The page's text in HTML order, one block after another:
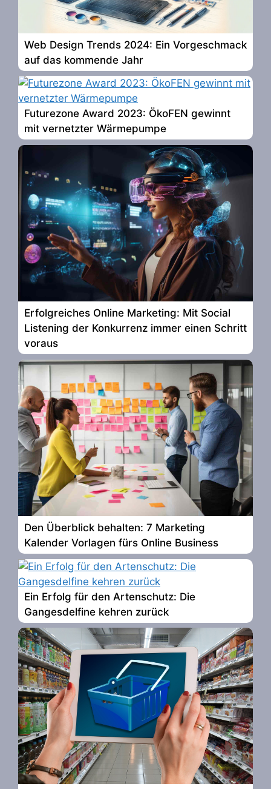
Web Design Trends 2024: Ein Vorgeschmack
auf das kommende Jahr
Futurezone Award 2023: ÖkoFEN gewinnt
mit vernetzter Wärmepumpe
Erfolgreiches Online Marketing: Mit Social
Listening der Konkurrenz immer einen Schritt
voraus
Den Überblick behalten: 7 Marketing
Kalender Vorlagen fürs Online Business
Ein Erfolg für den Artenschutz: Die
Gangesdelfine kehren zurück